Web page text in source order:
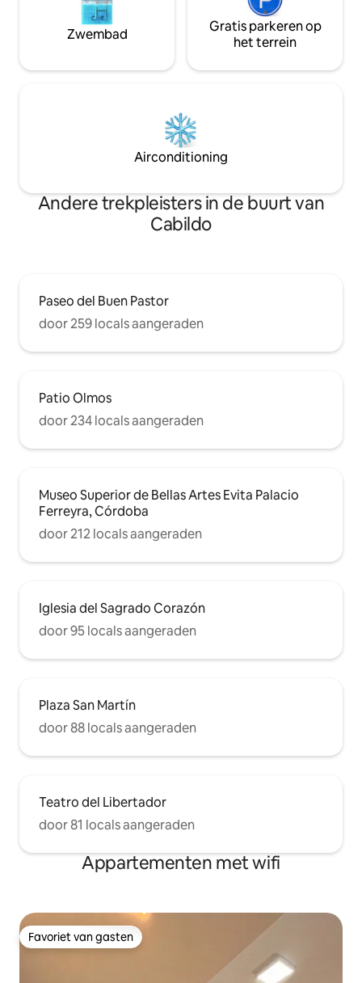
Zwembad
Gratis parkeren op
het terrein
Airconditioning
Andere trekpleisters in de buurt van
Cabildo
Paseo del Buen Pastor
door 259 locals aangeraden
Patio Olmos
door 234 locals aangeraden
Museo Superior de Bellas Artes Evita Palacio
Ferreyra, Córdoba
door 212 locals aangeraden
Iglesia del Sagrado Corazón
door 95 locals aangeraden
Plaza San Martín
door 88 locals aangeraden
Teatro del Libertador
door 81 locals aangeraden
Appartementen met wifi
Favoriet van gasten
Favoriet van gasten